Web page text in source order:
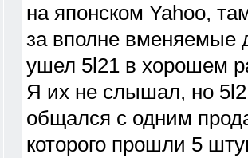
на японском Yahoo,
за вполне вменяемые
ушел 5l21 в хорошем
Я их не слышал, но
общался с одним
которого прошли 5